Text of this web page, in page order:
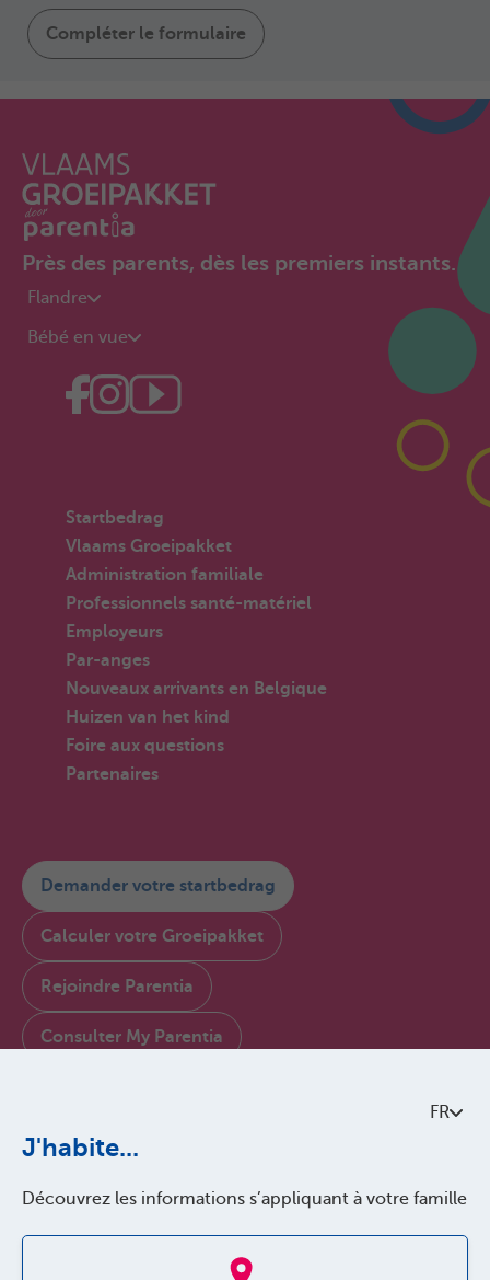
FR
J'habite...
Découvrez les informations s’appliquant à votre famille
Compléter le formulaire
Près des parents, dès les premiers instants.
Flandre
Bébé en vue
Startbedrag
Vlaams Groeipakket
Administration familiale
Professionnels santé-matériel
Employeurs
Par-anges
Nouveaux arrivants en Belgique
Huizen van het kind
Foire aux questions
Partenaires
Demander votre startbedrag
Calculer votre Groeipakket
Rejoindre Parentia
Consulter My Parentia
À propos de Parentia
Accessibilité